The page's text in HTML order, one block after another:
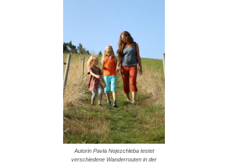
Autorin Pavla Nejezchleba testet
verschiedene Wanderrouten in der